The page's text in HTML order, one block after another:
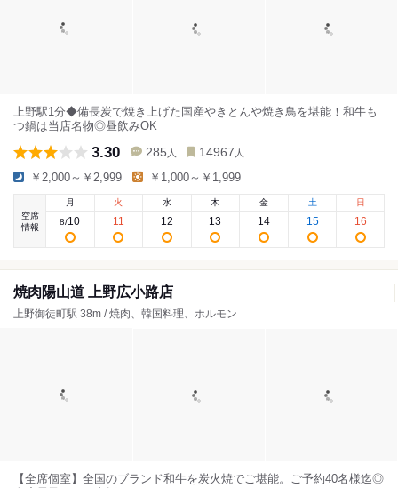
上野駅1分◆備長炭で焼き上げた国産やきとんや焼き鳥を堪能！和牛も
つ鍋は当店名物◎昼飲みOK
3.30 285 人 14967 人
￥2,000～￥2,999 ￥1,000～￥1,999
空席
情報
月
8/10
火
11
水
12
木
13
金
14
土
15
日
16
焼肉陽山道 上野広小路店
上野御徒町駅 38m / 焼肉、韓国料理、ホルモン
【全席個室】全国のブランド和牛を炭火焼でご堪能。ご予約40名様迄◎